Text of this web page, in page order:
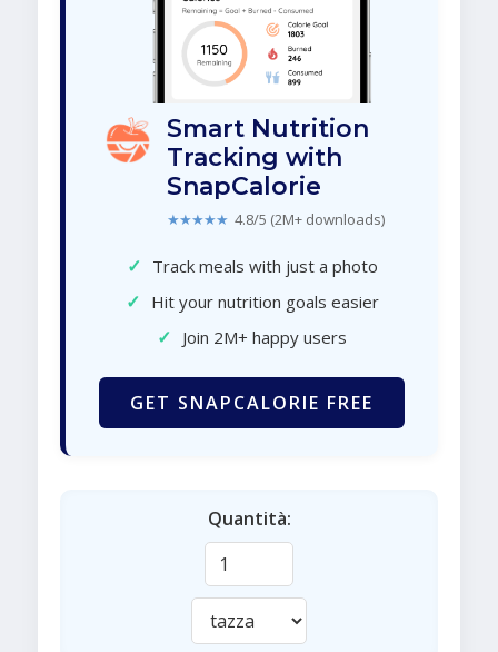
Smart Nutrition
Tracking with
SnapCalorie
★★★★★ 4.8/5 (2M+ downloads)
✓ Track meals with just a photo
✓ Hit your nutrition goals easier
✓ Join 2M+ happy users
GET SNAPCALORIE FREE
Quantità: